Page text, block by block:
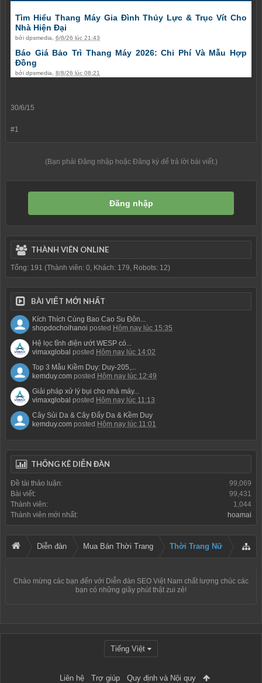
Tìm Hiểu Thang Máy Gia Đình Thủy Lực & Trục Vít Cho
Nhà Hiện Đại
bởidpsmedia ,6/8/26 lúc 21:43
Báo Giá Bảo Trì Thang Máy 2026: Chi Phí Và Mẫu Hợp
Đồng
bởidpsmedia ,8/8/26 lúc 08:21
30/6/15
#1
(Bạn phải Đăng nhập hoặc Đăng ký để trả lời bài viết.)
Đăng nhập
THÀNH VIÊN ONLINE
Tổng: 191 (Thành viên: 0, Khách: 179, Robots: 12)
BÀI VIẾT MỚI NHẤT
Kích Thích Cùng Bao Cao Su Đôn...
shopdochoihanoi posted Hôm nay lúc 15:35
Hệ lọc tĩnh điện ướt WESP có...
vimaxglobal posted Hôm nay lúc 14:02
Top 3 Mẫu Kiềm Duy: Duy-205,...
kemduy.com posted Hôm nay lúc 12:49
Giải pháp xử lý bụi cho nhà máy...
vimaxglobal posted Hôm nay lúc 11:13
Cây Sủi Da & Cây Đẩy Da & Kềm Duy
kemduy.com posted Hôm nay lúc 11:01
THỐNG KÊ DIỄN ĐÀN
Đề tài thảo luận:
99,069
Bài viết:
99,431
Thành viên:
1,044
Thành viên mới nhất:
hoamai
Diễn đàn Mua Bán Thời Trang Thời Trang Nữ
Chào mừng các bạn đến với Diễn đàn SEO Việt Nam chất lượng chúc các
bạn có những giây phút thật zui zẻ!
Tiếng Việt
Liên hệ Trợ giúp Quy định và Nội quy